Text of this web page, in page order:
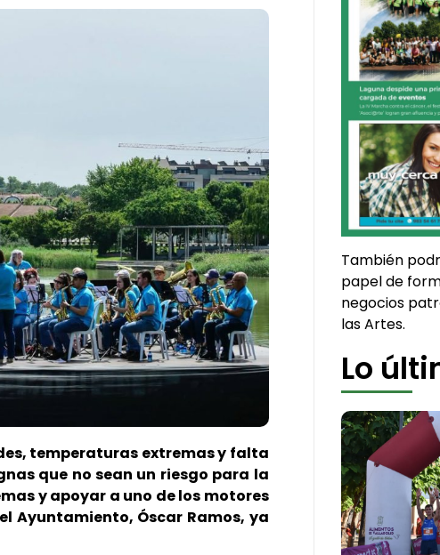
temperaturas extremas y falta
que no sean un riesgo para la
y apoyar a uno de los motores
Ayuntamiento, Óscar Ramos, ya
También
papel de
negocios
las Artes.
Lo